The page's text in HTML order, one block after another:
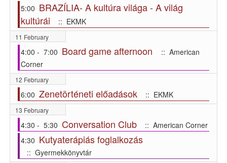
5:00 BRAZÍLIA- A kultúra világa - A világ
kultúrái
:: EKMK
11 February
4:00 - 7:00 Board game afternoon
:: American
Corner
12 February
6:00 Zenetörténeti előadások :: EKMK
13 February
4:30 - 5:30 Conversation Club
:: American Corner
4:30 Kutyaterápiás foglalkozás
:: Gyermekkönyvtár